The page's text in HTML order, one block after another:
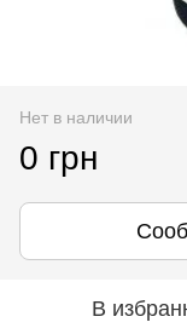
Нет в наличии
0 грн
В